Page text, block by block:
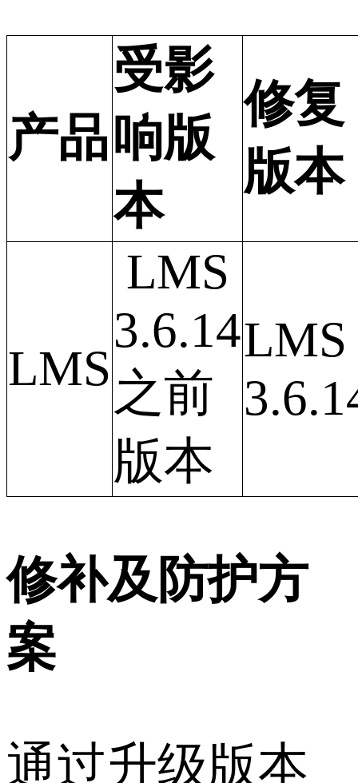
产品
受影
响版
本
修复
版本
LMS
LMS
3.6.14
之前
版本
LMS
修补及防护方
案
通过升级版本